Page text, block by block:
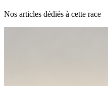
Nos articles dédiés à cette race